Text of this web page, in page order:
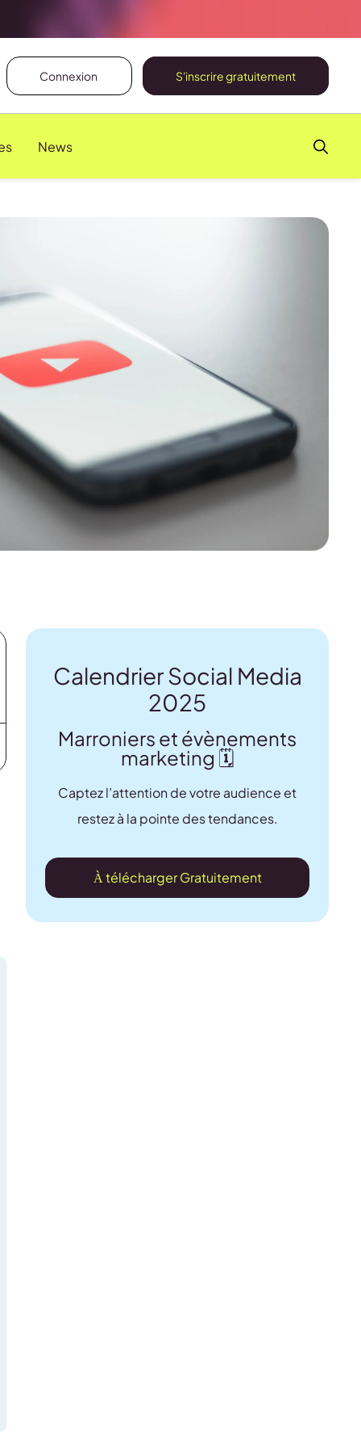
Connexion S'inscrire gratuitement
News
Calendrier Social Media
2025
Marroniers et évènements
marketing 🗓️
Captez l’attention de votre audience et
restez à la pointe des tendances.
À télécharger Gratuitement